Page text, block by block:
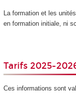
La formation et les
en formation initiale, ni
Tarifs 2025-
Ces informations sont